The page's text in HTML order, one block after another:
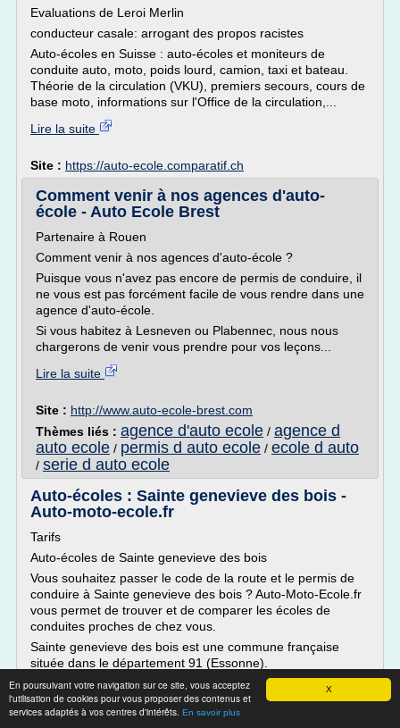
X
En poursuivant votre navigation sur ce site, vous acceptez
l'utilisation de cookies pour vous proposer des contenus et
services adaptés à vos centres d'intérêts. En savoir plus
Evaluations de Leroi Merlin
conducteur casale: arrogant des propos racistes
Auto-écoles en Suisse : auto-écoles et moniteurs de
conduite auto, moto, poids lourd, camion, taxi et bateau.
Théorie de la circulation (VKU), premiers secours, cours de
base moto, informations sur l'Office de la circulation,...
Lire la suite
Site : https://auto-ecole.comparatif.ch
Comment venir à nos agences d'auto-
école - Auto Ecole Brest
Partenaire à Rouen
Comment venir à nos agences d'auto-école ?
Puisque vous n'avez pas encore de permis de conduire, il
ne vous est pas forcément facile de vous rendre dans une
agence d'auto-école.
Si vous habitez à Lesneven ou Plabennec, nous nous
chargerons de venir vous prendre pour vos leçons...
Lire la suite
Site : http://www.auto-ecole-brest.com
Thèmes liés : agence d'auto ecole / agence d
auto ecole / permis d auto ecole / ecole d auto
/ serie d auto ecole
Auto-écoles : Sainte genevieve des bois -
Auto-moto-ecole.fr
Tarifs
Auto-écoles de Sainte genevieve des bois
Vous souhaitez passer le code de la route et le permis de
conduire à Sainte genevieve des bois ? Auto-Moto-Ecole.fr
vous permet de trouver et de comparer les écoles de
conduites proches de chez vous.
Sainte genevieve des bois est une commune française
située dans le département 91 (Essonne).
La commune de Sainte...
Lire la suite